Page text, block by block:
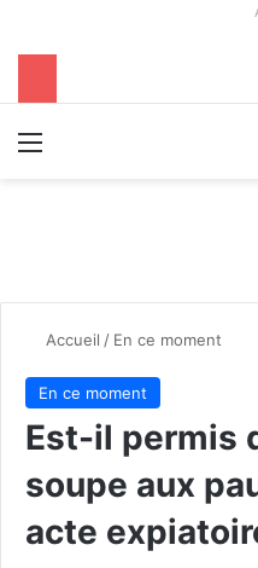
Accueil / En ce moment
En ce moment
Est-il permis
soupe aux
acte